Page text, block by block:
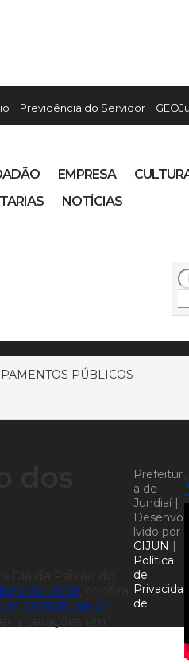
Previdência do Servidor
EMPRESA
NOTÍCIAS
PÚBLICOS
de 2019
28.926, de 24
Prefeitur
a de
Jundiaí |
Desenvo
lvido por
CIJUN |
Política
de
Privacida
de